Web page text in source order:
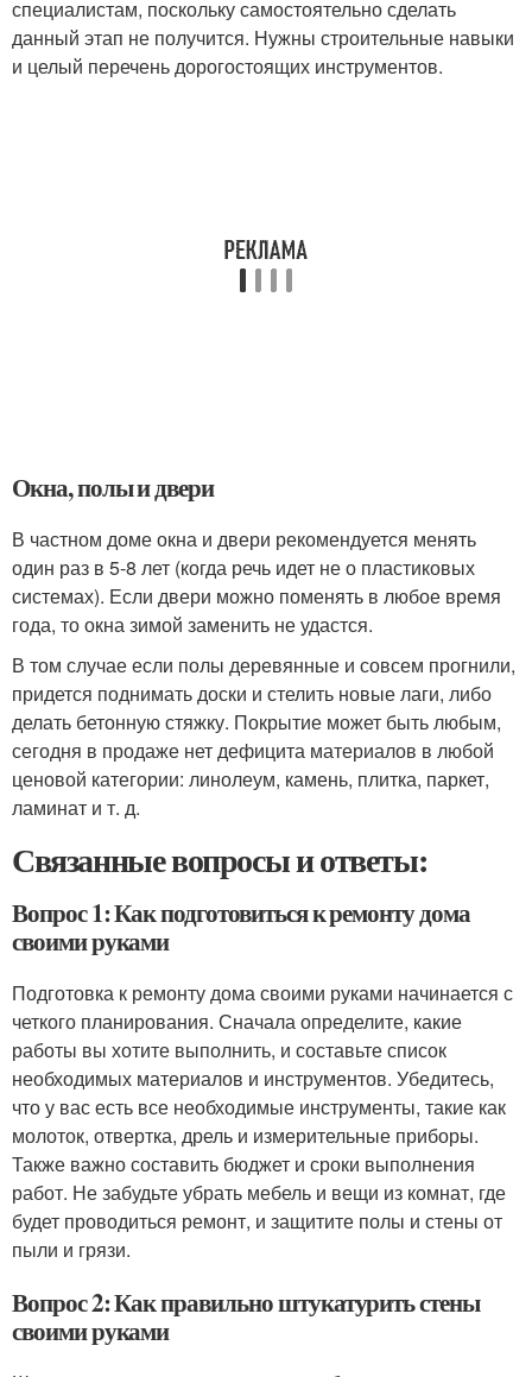
специалистам, поскольку самостоятельно сделать
данный этап не получится. Нужны строительные навыки
и целый перечень дорогостоящих инструментов.
Окна, полы и двери
В частном доме окна и двери рекомендуется менять
один раз в 5-8 лет (когда речь идет не о пластиковых
системах). Если двери можно поменять в любое время
года, то окна зимой заменить не удастся.
В том случае если полы деревянные и совсем прогнили,
придется поднимать доски и стелить новые лаги, либо
делать бетонную стяжку. Покрытие может быть любым,
сегодня в продаже нет дефицита материалов в любой
ценовой категории: линолеум, камень, плитка, паркет,
ламинат и т. д.
Связанные вопросы и ответы:
Вопрос 1: Как подготовиться к ремонту дома
своими руками
Подготовка к ремонту дома своими руками начинается с
четкого планирования. Сначала определите, какие
работы вы хотите выполнить, и составьте список
необходимых материалов и инструментов. Убедитесь,
что у вас есть все необходимые инструменты, такие как
молоток, отвертка, дрель и измерительные приборы.
Также важно составить бюджет и сроки выполнения
работ. Не забудьте убрать мебель и вещи из комнат, где
будет проводиться ремонт, и защитите полы и стены от
пыли и грязи.
Вопрос 2: Как правильно штукатурить стены
своими руками